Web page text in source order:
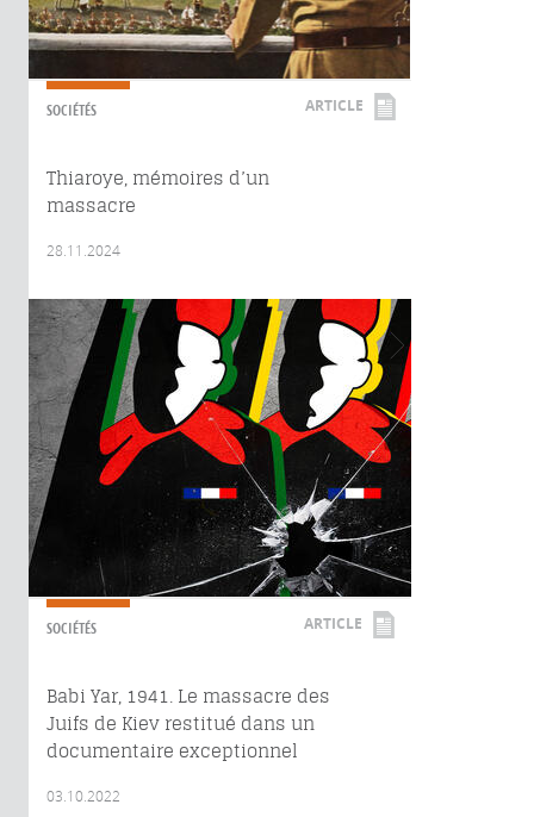
SOCIÉTÉS ARTICLE
Thiaroye, mémoires d’un
massacre
28.11.2024
SOCIÉTÉS ARTICLE
Babi Yar, 1941. Le massacre des
Juifs de Kiev restitué dans un
documentaire exceptionnel
03.10.2022